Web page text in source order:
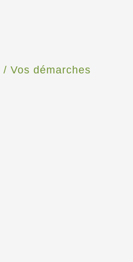
/ Vos démarches